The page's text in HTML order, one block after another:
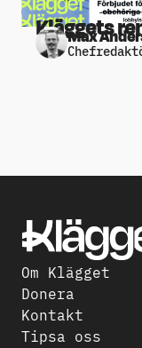
Kläggets
Max
Om Klägget
Donera
Kontakt
Tipsa oss